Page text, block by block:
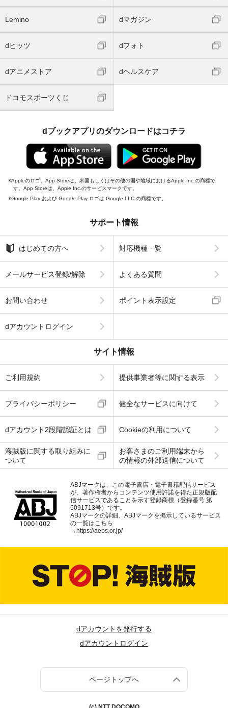
Lemino dマガジン
dヒッツ dフォト
dアニメストア dヘルスケア
ドコモスポーツくじ
dブックアプリのダウンロードはコチラ
Appleのロゴ、App Storeは、米国もしくはその他の国や地域におけるApple Inc.の商標で
す。App Storeは、Apple Inc.のサービスマークです。
Google Play および Google Play ロゴは Google LLC の商標です。
サポート情報
はじめての方へ 対応機種一覧
メールサービス登録/解除 よくある質問
お問い合わせ ポイント表示設定
dアカウントログイン
サイト情報
ご利用規約 提供事業者等に関する表示
プライバシーポリシー 健全なサービスに向けて
dアカウント2段階認証とは Cookieの利用について
海賊版に関する取り組みに
ついて
お客さまのご利用端末から
の情報の外部送信について
ABJマークは、この電子書店・電子書籍配信サービス
が、著作権者からコンテンツ使用許諾を得た正規版配
信サービスであることを示す登録商標（登録番号 第
6091713号）です。
ABJマークの詳細、ABJマークを掲示しているサービス
の一覧はこちら
→ https://aebs.or.jp/
dアカウントを発行する
dアカウントログイン
ページトップへ